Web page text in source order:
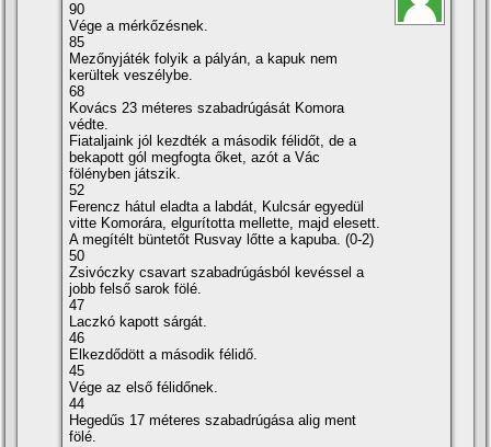
90
Vége a mérkőzésnek.
85
Mezőnyjáték folyik a pályán, a kapuk nem
kerültek veszélybe.
68
Kovács 23 méteres szabadrúgását Komora
védte.
Fiataljaink jól kezdték a második félidőt, de a
bekapott gól megfogta őket, azót a Vác
fölényben játszik.
52
Ferencz hátul eladta a labdát, Kulcsár egyedül
vitte Komorára, elgurí­totta mellette, majd elesett.
A megí­télt büntetőt Rusvay lőtte a kapuba. (0-2)
50
Zsivóczky csavart szabadrúgásból kevéssel a
jobb felső sarok fölé.
47
Laczkó kapott sárgát.
46
Elkezdődött a második félidő.
45
Vége az első félidőnek.
44
Hegedűs 17 méteres szabadrúgása alig ment
fölé.